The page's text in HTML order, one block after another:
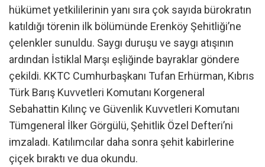
hükümet yetkililerinin yanı sıra çok sayıda bürokratın
katıldığı törenin ilk bölümünde Erenköy Şehitliği’ne
çelenkler sunuldu. Saygı duruşu ve saygı atışının
ardından İstiklal Marşı eşliğinde bayraklar göndere
çekildi. KKTC Cumhurbaşkanı Tufan Erhürman, Kıbrıs
Türk Barış Kuvvetleri Komutanı Korgeneral
Sebahattin Kılınç ve Güvenlik Kuvvetleri Komutanı
Tümgeneral İlker Görgülü, Şehitlik Özel Defteri’ni
imzaladı. Katılımcılar daha sonra şehit kabirlerine
çiçek bıraktı ve dua okundu.